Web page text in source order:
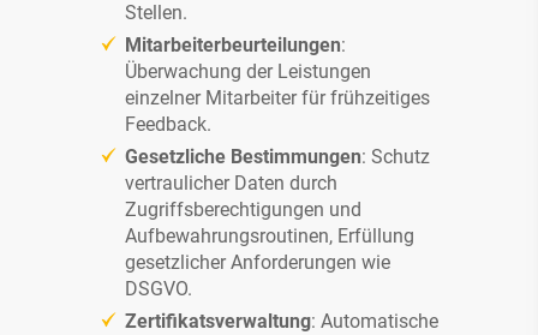
Stellen.
Mitarbeiterbeurteilungen:
Überwachung der Leistungen
einzelner Mitarbeiter für frühzeitiges
Feedback.
Gesetzliche Bestimmungen: Schutz
vertraulicher Daten durch
Zugriffsberechtigungen und
Aufbewahrungsroutinen, Erfüllung
gesetzlicher Anforderungen wie
DSGVO.
Zertifikatsverwaltung: Automatische